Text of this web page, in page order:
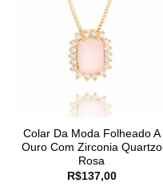
Colar Da Moda Folheado A
Ouro Com Zirconia Quartzo
Rosa
R$137,00